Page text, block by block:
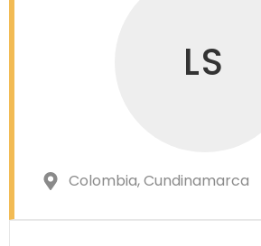
LS
Colombia, Cundinamarca